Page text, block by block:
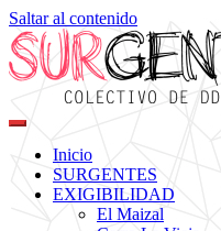
Saltar al contenido
Surgentes
Colectivo de DDHH
Inicio
SURGENTES
EXIGIBILIDAD
El Maizal